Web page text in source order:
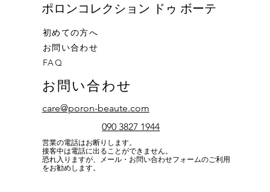
​ポロンコレクション ドゥ ボーテ
初めての方へ
お問い合わせ
FAQ
お問い合わせ
care@poron-beaute.com
090 3827 1944
営業の電話はお断りします。
接客中は電話に出ることができません。
恐れ入りますが、メール・お問い合わせフォームのご利用
をお勧めします。